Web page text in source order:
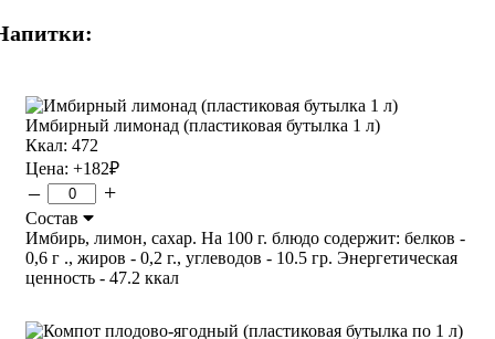
Имбирный лимонад (пластиковая бутылка 1 л)
Ккал: 472
Цена: +182₽
– +
Состав
Имбирь, лимон, сахар. На 100 г. блюдо содержит: белков -
0,6 г ., жиров - 0,2 г., углеводов - 10.5 гр. Энергетическая
ценность - 47.2 ккал